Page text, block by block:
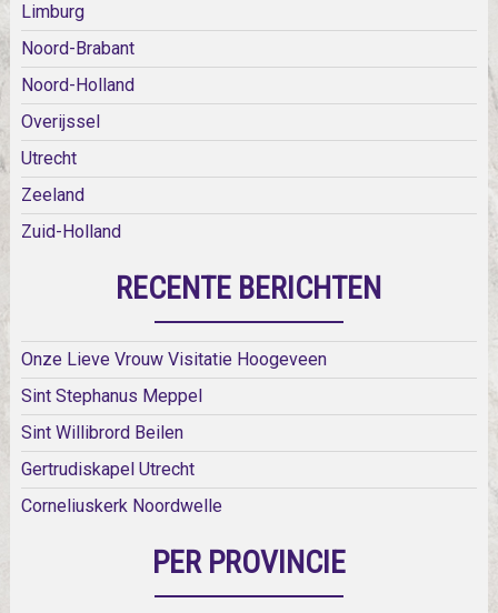
Limburg
Noord-Brabant
Noord-Holland
Overijssel
Utrecht
Zeeland
Zuid-Holland
RECENTE BERICHTEN
Onze Lieve Vrouw Visitatie Hoogeveen
Sint Stephanus Meppel
Sint Willibrord Beilen
Gertrudiskapel Utrecht
Corneliuskerk Noordwelle
PER PROVINCIE